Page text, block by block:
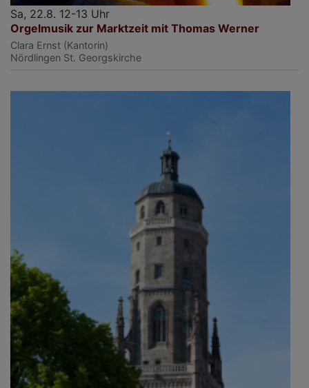
Sa, 22.8. 12-13 Uhr
Orgelmusik zur Marktzeit mit Thomas Werner
Clara Ernst (Kantorin)
Nördlingen St. Georgskirche